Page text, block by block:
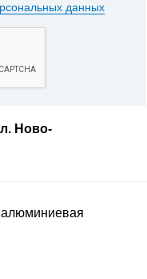
данных
Ново-